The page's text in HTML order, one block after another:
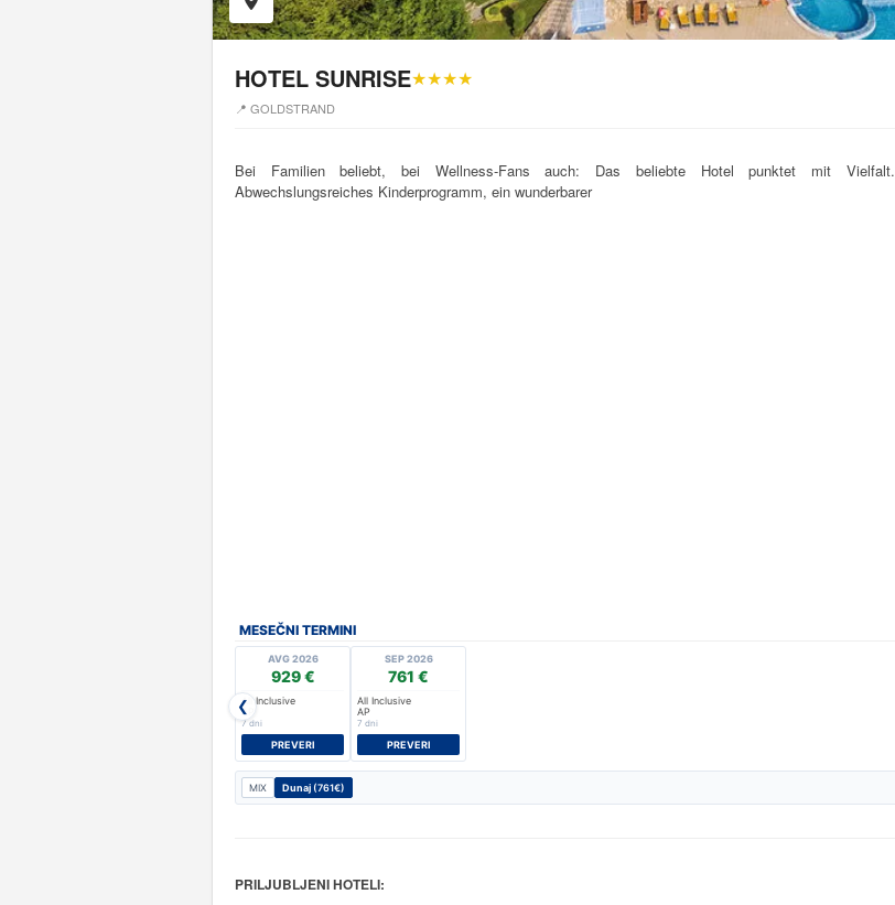
HOTEL SUNRISE★★★★
📍 GOLDSTRAND
Bei Familien beliebt, bei Wellness-Fans auch: Das beliebte Hotel punktet mit Vielfalt.
Abwechslungsreiches Kinderprogramm, ein wunderbarer
MESEČNI TERMINI
❮
AVG 2026
929 €
All Inclusive
AP
7 dni
PREVERI
SEP 2026
761 €
All Inclusive
AP
7 dni
PREVERI
MIX Dunaj (761€)
PRILJUBLJENI HOTELI: